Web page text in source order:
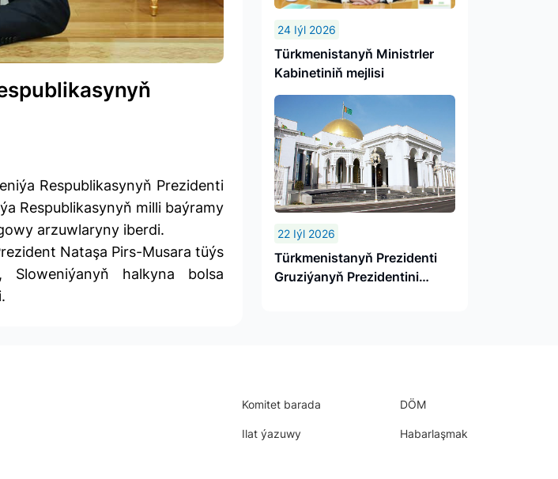
Respublikasynyň Prezidenti
Respublikasynyň milli baýramy
arzuwlaryny iberdi.
Nataşa Pirs-Musara tüýs
halkyna bolsa
24 Iýl 2026
Türkmenistanyň Ministrler
Kabinetiniň mejlisi
22 Iýl 2026
Türkmenistanyň Prezidenti
Gruziýanyň Prezidentini
Komitet barada
Ilat ýazuwy
DÖM
Habarlaşmak